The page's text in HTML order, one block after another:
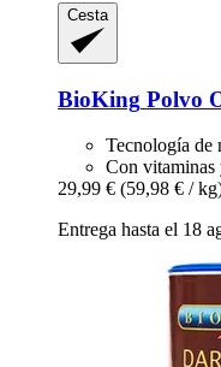
Cesta
BioKing Polvo
Tecnología de
Con vitaminas
29,99 € (59,98 € /
Entrega hasta el 18